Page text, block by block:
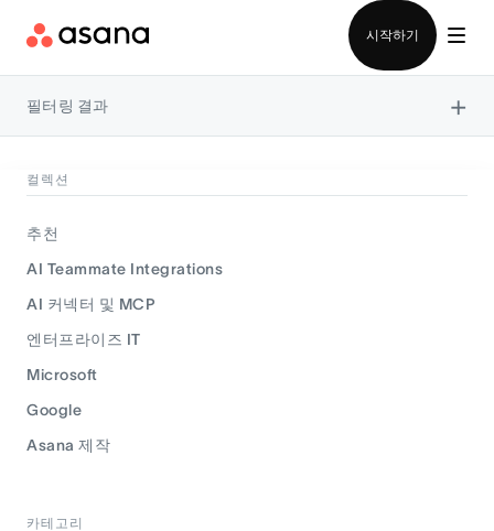
시작하기
필터링 결과 ×
컬렉션
추천
AI Teammate Integrations
AI 커넥터 및 MCP
엔터프라이즈 IT
Microsoft
Google
Asana 제작
카테고리